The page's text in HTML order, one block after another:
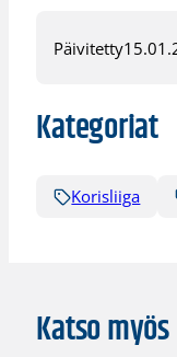
Päivitetty
Kategoriat
Korisliiga
Katso myös